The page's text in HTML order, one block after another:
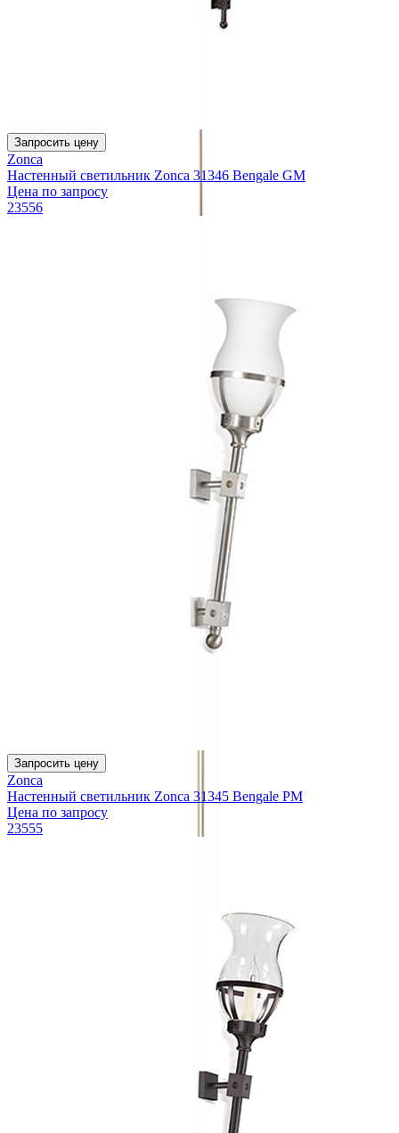
Запросить цену
Zonca
Настенный светильник Zonca 31346 Bengale GM
Цена по запросу
23556
Запросить цену
Zonca
Настенный светильник Zonca 31345 Bengale PM
Цена по запросу
23555